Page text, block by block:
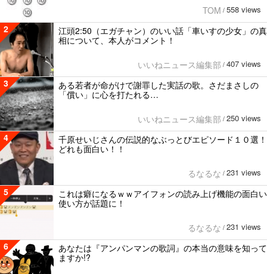
TOM / 558 views
2
江頭2:50（エガチャン）のいい話「車いすの少女」の真
相について、本人がコメント！
いいねニュース編集部 / 407 views
3
ある若者が命がけで謝罪した実話の歌。さだまさしの
「償い」に心を打たれる…
いいねニュース編集部 / 250 views
4
千原せいじさんの伝説的なぶっとびエピソード１０選！
どれも面白い！！
るなるな / 231 views
5
これは癖になるｗｗアイフォンの読み上げ機能の面白い
使い方が話題に！
るなるな / 231 views
6
あなたは『アンパンマンの歌詞』の本当の意味を知って
ますか!?